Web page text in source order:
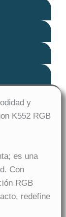
y
K552 RGB
es una
Con
RGB
redefine